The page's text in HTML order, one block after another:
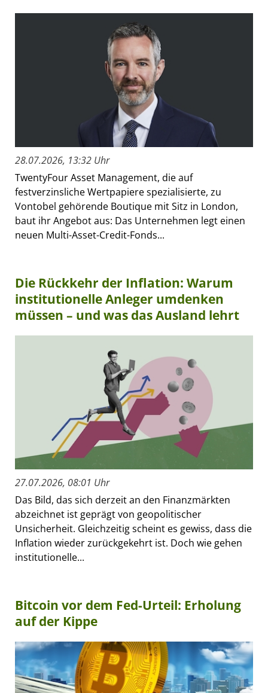
28.07.2026, 13:32 Uhr
TwentyFour Asset Management, die auf
festverzinsliche Wertpapiere spezialisierte, zu
Vontobel gehörende Boutique mit Sitz in London,
baut ihr Angebot aus: Das Unternehmen legt einen
neuen Multi-Asset-Credit-Fonds...
Die Rückkehr der Inflation: Warum
institutionelle Anleger umdenken
müssen – und was das Ausland lehrt
27.07.2026, 08:01 Uhr
Das Bild, das sich derzeit an den Finanzmärkten
abzeichnet ist geprägt von geopolitischer
Unsicherheit. Gleichzeitig scheint es gewiss, dass die
Inflation wieder zurückgekehrt ist. Doch wie gehen
institutionelle...
Bitcoin vor dem Fed-Urteil: Erholung
auf der Kippe